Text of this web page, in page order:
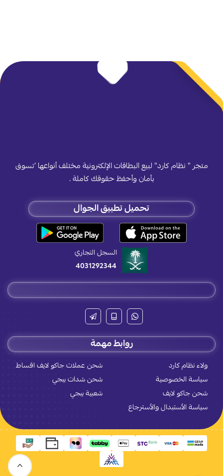
متجر " نظام كارد" لبيع البطاقات الإلكترونية مختلف أنواعها ’تسوق
بأمان وأحفظ حقوقك كاملة .
تحميل تطبيق الجوال
السجل التجاري
4031292344
روابط مهمة
ولاء نظام كارد
شحن عملات جاكو لايف اقساط
سياسة الخصوصية
شحن شدات ببجي
شحن جاكو لايف
شعبية ببجي
سياسة الأستبدال والأسترجاع